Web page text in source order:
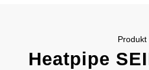
Produkt
Heatpipe